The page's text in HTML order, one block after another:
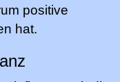
positive
hat.